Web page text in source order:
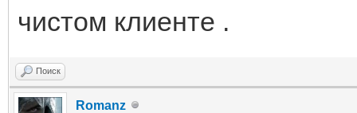
чистом клиенте .
Поиск
Romanz